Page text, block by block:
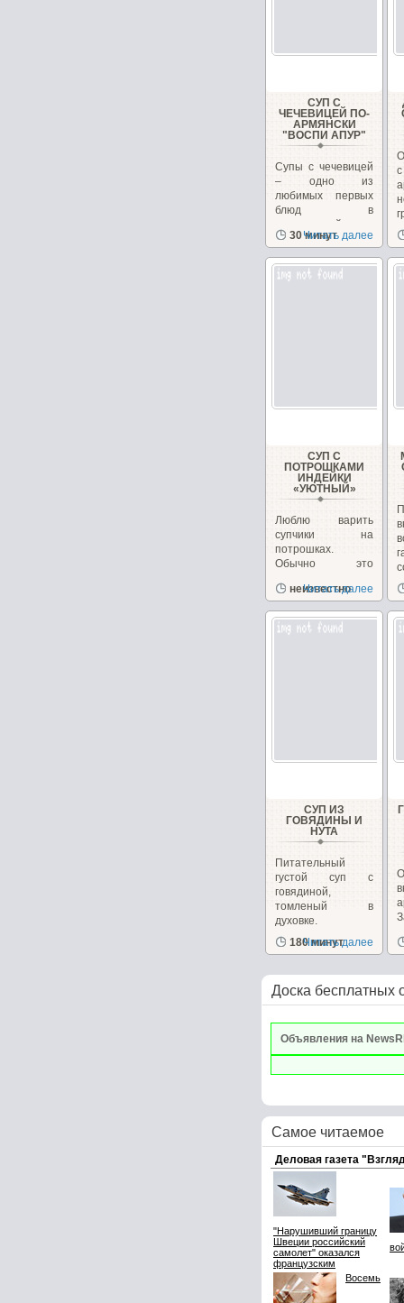
СУП С
ЧЕЧЕВИЦЕЙ ПО-
АРМЯНСКИ
"ВОСПИ АПУР"
Супы с чечевицей
– одно из
любимых первых
блюд в
закавказской
кухне, в Армении...
30 минут
Читать далее
СУП С
ПОТРОШКАМИ
ИНДЕЙКИ
«УЮТНЫЙ»
Люблю варить
супчики на
потрошках.
Обычно это
сегодня у меня
неизвестно
Читать далее
СУП ИЗ
ГОВЯДИНЫ И
НУТА
Питательный
густой суп с
говядиной,
томленый в
духовке.
180 минут
Читать далее
Доска бесплатных
Объявления на
Самое читаемое